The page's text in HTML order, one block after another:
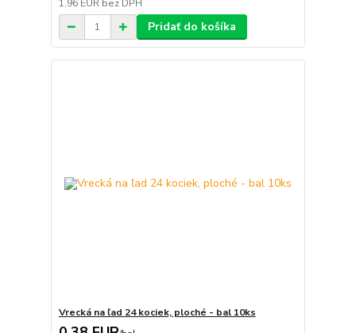
1,96 EUR bez DPH
Pridať do košíka
Vrecká na ľad 24 kociek, ploché - bal 10ks